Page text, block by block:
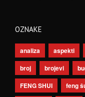
OZNAKE
analiza aspekti
broj
brojevi
FENG SHUI
feng